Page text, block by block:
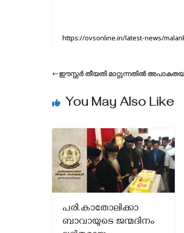
https://ovsonline.in/latest-news/
ഈസ്റ്റര്‍ തീയതി മാറ്റുന്നതില്‍
You May Also Like
പരി.കാതോലിക്കാ
ബാവായുടെ ജന്മദിനം